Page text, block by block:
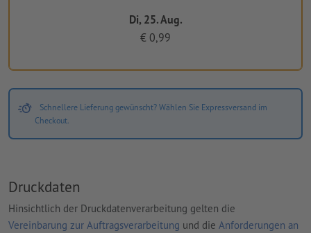
Di, 25. Aug.
€ 0,99
Schnellere Lieferung gewünscht? Wählen Sie Expressversand im
Checkout.
Druckdaten
Hinsichtlich der Druckdatenverarbeitung gelten die
Vereinbarung zur Auftragsverarbeitung und die Anforderungen an